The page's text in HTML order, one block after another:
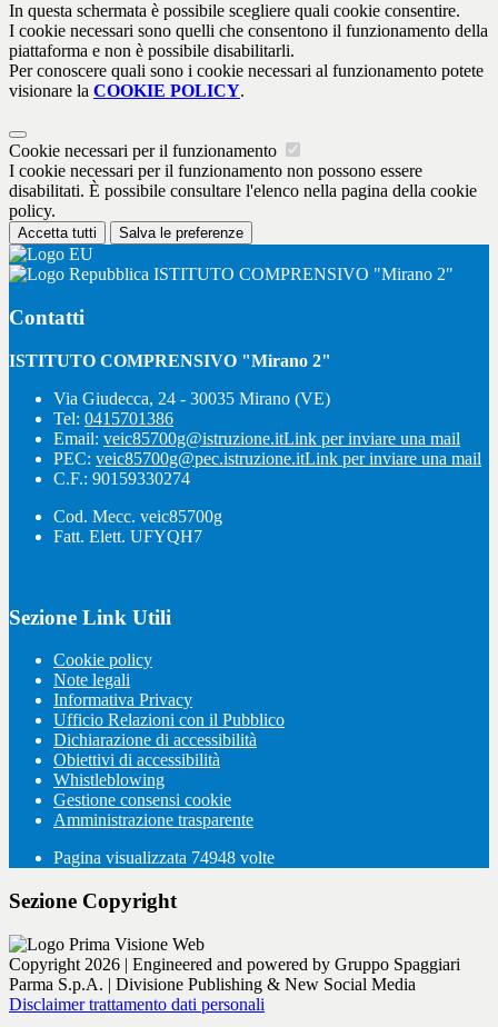
In questa schermata è possibile scegliere quali cookie consentire.
I cookie necessari sono quelli che consentono il funzionamento della
piattaforma e non è possibile disabilitarli.
Per conoscere quali sono i cookie necessari al funzionamento potete
visionare la COOKIE POLICY.
Cookie necessari per il funzionamento
I cookie necessari per il funzionamento non possono essere
disabilitati. È possibile consultare l'elenco nella pagina della cookie
policy.
Accetta tutti Salva le preferenze
ISTITUTO COMPRENSIVO "Mirano 2"
Contatti
ISTITUTO COMPRENSIVO "Mirano 2"
Via Giudecca, 24 - 30035 Mirano (VE)
Tel: 0415701386
Email: veic85700g@istruzione.itLink per inviare una mail
PEC: veic85700g@pec.istruzione.itLink per inviare una mail
C.F.: 90159330274
Cod. Mecc. veic85700g
Fatt. Elett. UFYQH7
Sezione Link Utili
Cookie policy
Note legali
Informativa Privacy
Ufficio Relazioni con il Pubblico
Dichiarazione di accessibilità
Obiettivi di accessibilità
Whistleblowing
Gestione consensi cookie
Amministrazione trasparente
Pagina visualizzata 74948 volte
Sezione Copyright
Copyright 2026 | Engineered and powered by Gruppo Spaggiari
Parma S.p.A. | Divisione Publishing & New Social Media
Disclaimer trattamento dati personali